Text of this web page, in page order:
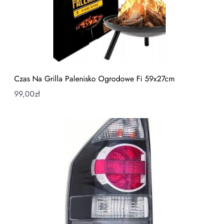
Czas Na Grilla Palenisko Ogrodowe Fi 59x27cm
99,00zł